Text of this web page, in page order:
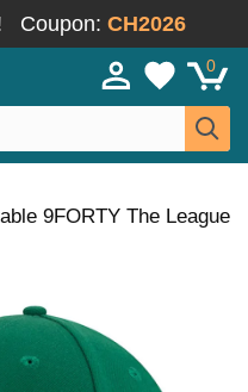
Coupon: CH2026
0
9FORTY The League